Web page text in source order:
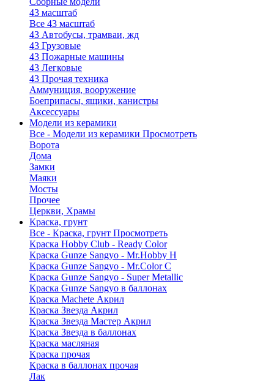
43 масштаб
Все 43 масштаб
43 Автобусы, трамваи, жд
43 Грузовые
43 Пожарные машины
43 Легковые
43 Прочая техника
Аммуниция, вооружение
Боеприпасы, ящики, канистры
Аксессуары
Модели из керамики
Все - Модели из керамики Просмотреть
Ворота
Дома
Замки
Маяки
Мосты
Прочее
Церкви, Храмы
Краска, грунт
Все - Краска, грунт Просмотреть
Краска Hobby Club - Ready Color
Краска Gunze Sangyo - Mr.Hobby H
Краска Gunze Sangyo - Mr.Color C
Краска Gunze Sangyo - Super Metallic
Краска Gunze Sangyo в баллонах
Краска Machete Акрил
Краска Звезда Акрил
Краска Звезда Мастер Акрил
Краска Звезда в баллонах
Краска масляная
Краска прочая
Краска в баллонах прочая
Лак